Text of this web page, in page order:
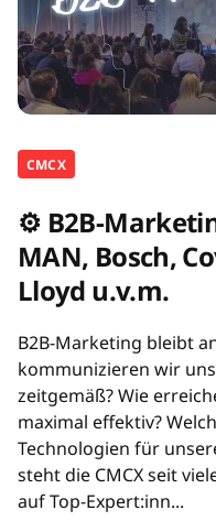
CMCX
⚙️ B2B-
MAN, Bosch,
Lloyd u.v.m.
B2B-Marketing bleibt
kommunizieren wir
zeitgemäß? Wie
maximal effektiv?
Technologien für
steht die CMCX seit
auf Top-Expert:inn...